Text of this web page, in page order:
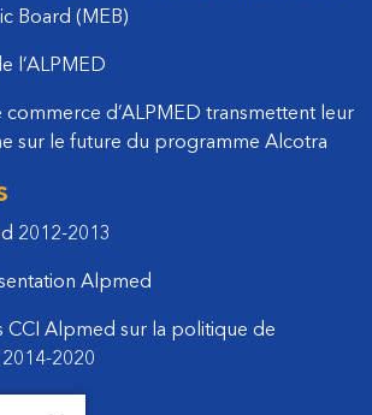
Board (MEB)
l’ALPMED
commerce d’ALPMED transmettent leur
sur le future du programme Alcotra
2012-2013
Alpmed
CCI Alpmed sur la politique de
2020